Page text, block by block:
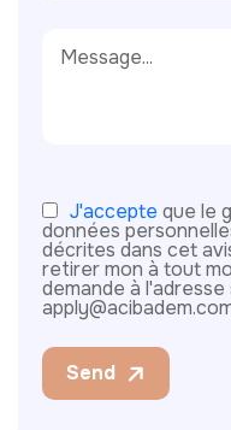
J'accepte que le
données
décrites dans cet
retirer mon à tout
demande à
Send